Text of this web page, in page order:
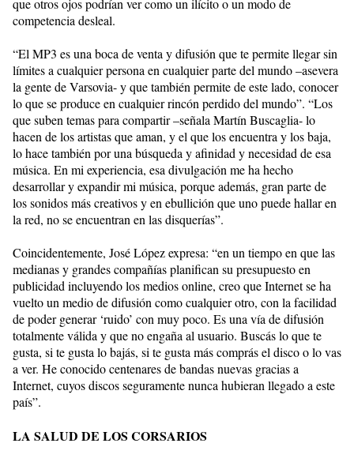
que otros ojos podrían ver como un ilícito o un modo de
competencia desleal.
“El MP3 es una boca de venta y difusión que te permite llegar sin
límites a cualquier persona en cualquier parte del mundo –asevera
la gente de Varsovia- y que también permite de este lado, conocer
lo que se produce en cualquier rincón perdido del mundo”. “Los
que suben temas para compartir –señala Martín Buscaglia- lo
hacen de los artistas que aman, y el que los encuentra y los baja,
lo hace también por una búsqueda y afinidad y necesidad de esa
música. En mi experiencia, esa divulgación me ha hecho
desarrollar y expandir mi música, porque además, gran parte de
los sonidos más creativos y en ebullición que uno puede hallar en
la red, no se encuentran en las disquerías”.
Coincidentemente, José López expresa: “en un tiempo en que las
medianas y grandes compañías planifican su presupuesto en
publicidad incluyendo los medios online, creo que Internet se ha
vuelto un medio de difusión como cualquier otro, con la facilidad
de poder generar ‘ruido’ con muy poco. Es una vía de difusión
totalmente válida y que no engaña al usuario. Buscás lo que te
gusta, si te gusta lo bajás, si te gusta más comprás el disco o lo vas
a ver. He conocido centenares de bandas nuevas gracias a
Internet, cuyos discos seguramente nunca hubieran llegado a este
país”.
LA SALUD DE LOS CORSARIOS